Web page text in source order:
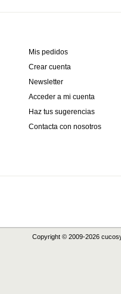
Mis pedidos
Crear cuenta
Newsletter
Acceder a mi cuenta
Haz tus sugerencias
Contacta con nosotros
Copyright © 2009-2026